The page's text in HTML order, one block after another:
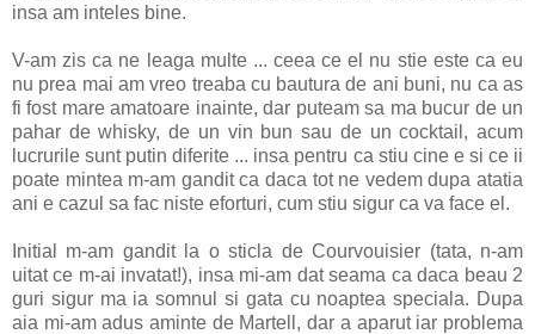
insa am inteles bine.
V-am zis ca ne leaga multe ... ceea ce el nu stie este ca eu
nu prea mai am vreo treaba cu bautura de ani buni, nu ca as
fi fost mare amatoare inainte, dar puteam sa ma bucur de un
pahar de whisky, de un vin bun sau de un cocktail, acum
lucrurile sunt putin diferite ... insa pentru ca stiu cine e si ce ii
poate mintea m-am gandit ca daca tot ne vedem dupa atatia
ani e cazul sa fac niste eforturi, cum stiu sigur ca va face el.
Initial m-am gandit la o sticla de Courvouisier (tata, n-am
uitat ce m-ai invatat!), insa mi-am dat seama ca daca beau 2
guri sigur ma ia somnul si gata cu noaptea speciala. Dupa
aia mi-am adus aminte de Martell, dar a aparut iar problema